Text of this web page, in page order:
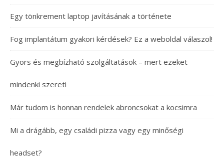
Egy tönkrement laptop javításának a története
Fog implantátum gyakori kérdések? Ez a weboldal válaszol!
Gyors és megbízható szolgáltatások – mert ezeket
mindenki szereti
Már tudom is honnan rendelek abroncsokat a kocsimra
Mi a drágább, egy családi pizza vagy egy minőségi
headset?